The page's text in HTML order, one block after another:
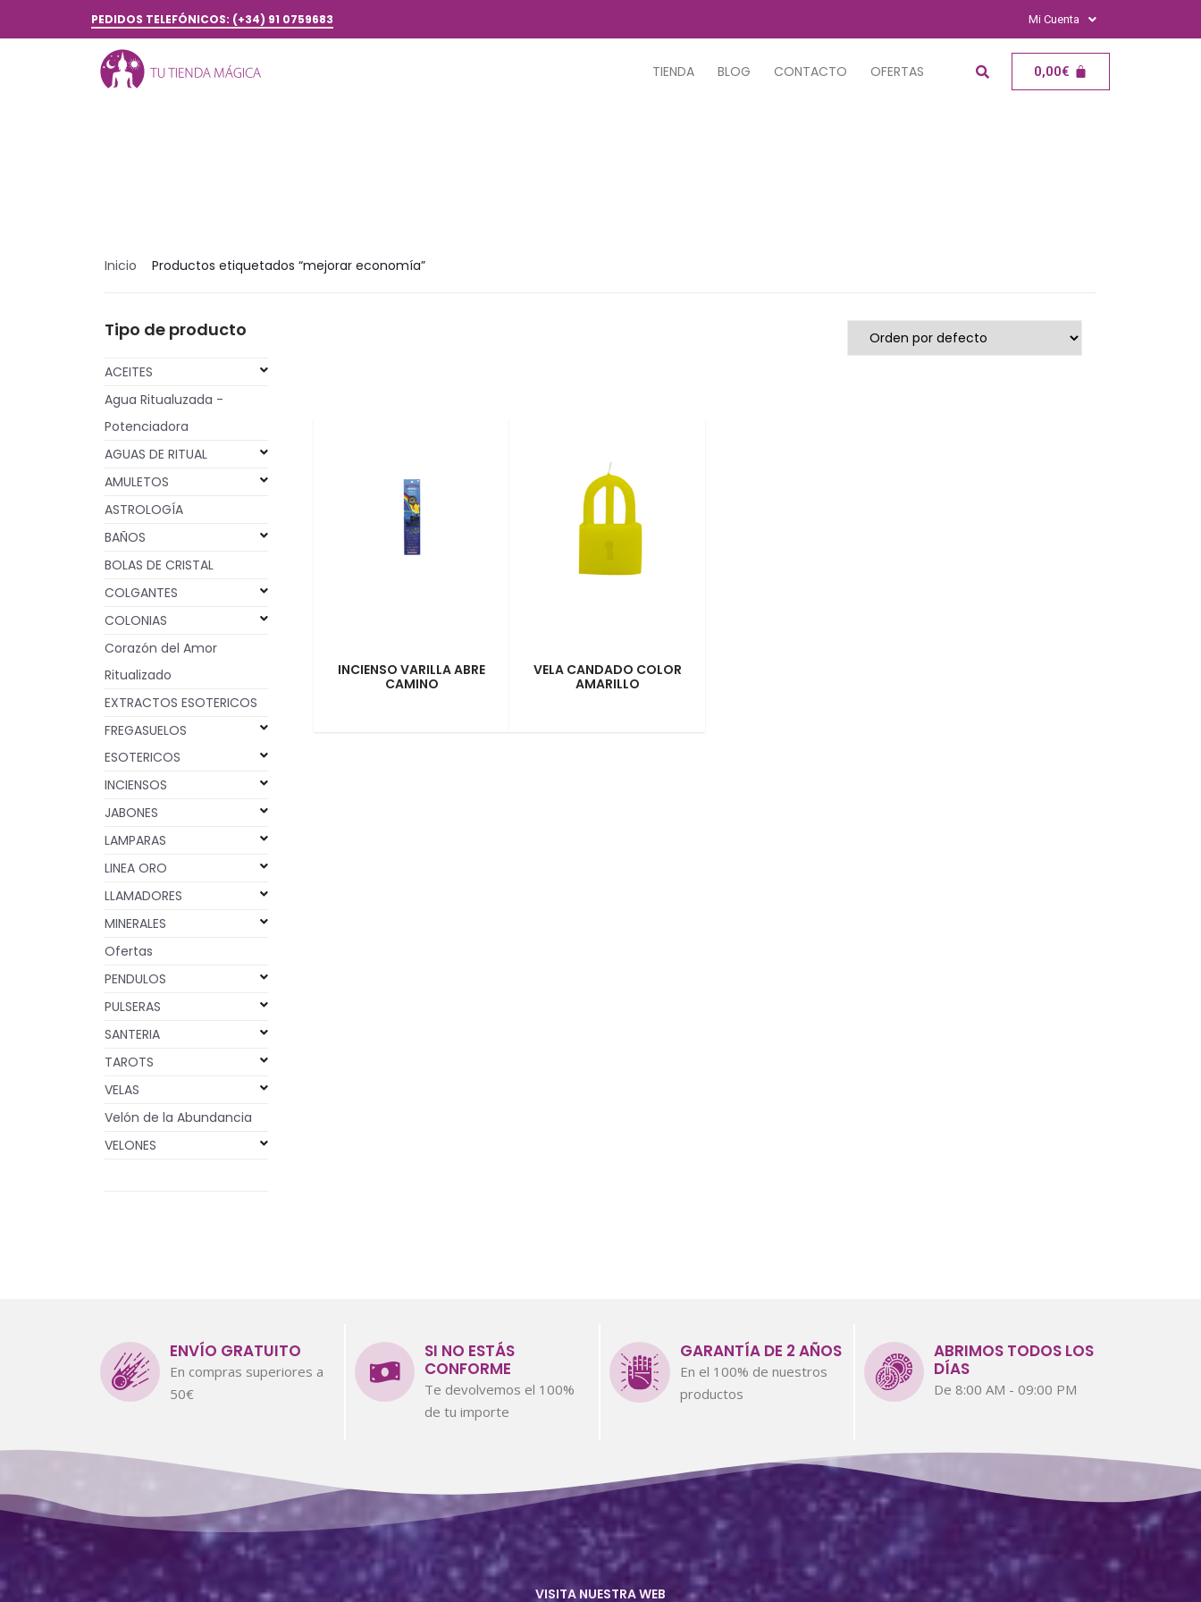
PEDIDOS TELEFÓNICOS: (+34) 91 0759683 Mi Cuenta
TIENDA BLOG CONTACTO OFERTAS 0,00€
Inicio Productos etiquetados “mejorar economía”
Tipo de producto
ACEITES
Agua Ritualuzada -
Potenciadora
AGUAS DE RITUAL
AMULETOS
ASTROLOGÍA
BAÑOS
BOLAS DE CRISTAL
COLGANTES
COLONIAS
Corazón del Amor
Ritualizado
EXTRACTOS ESOTERICOS
FREGASUELOS
ESOTERICOS
INCIENSOS
JABONES
LAMPARAS
LINEA ORO
LLAMADORES
MINERALES
Ofertas
PENDULOS
PULSERAS
SANTERIA
TAROTS
VELAS
Velón de la Abundancia
VELONES
INCIENSO VARILLA ABRE
CAMINO
VELA CANDADO COLOR
AMARILLO
ENVÍO GRATUITO
En compras superiores a
50€
SI NO ESTÁS
CONFORME
Te devolvemos el 100%
de tu importe
GARANTÍA DE 2 AÑOS
En el 100% de nuestros
productos
ABRIMOS TODOS LOS
DÍAS
De 8:00 AM - 09:00 PM
VISITA NUESTRA WEB